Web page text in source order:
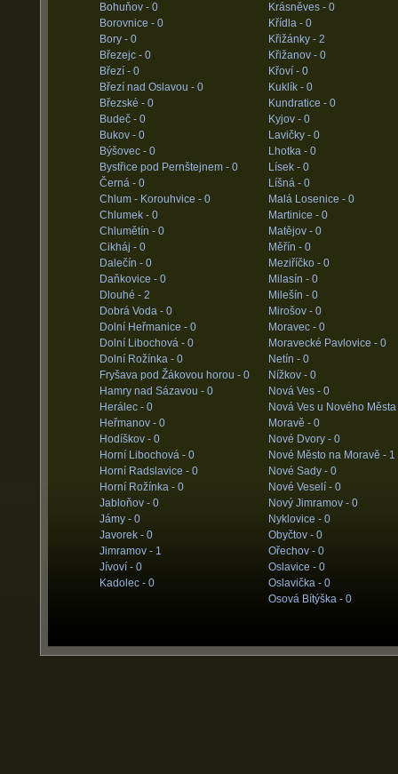
Bohuňov - 0
Borovnice - 0
Bory - 0
Březejc - 0
Březí - 0
Březí nad Oslavou - 0
Březské - 0
Budeč - 0
Bukov - 0
Býšovec - 0
Bystřice pod Pernštejnem - 0
Černá - 0
Chlum - Korouhvice - 0
Chlumek - 0
Chlumětín - 0
Cikháj - 0
Dalečín - 0
Daňkovice - 0
Dlouhé - 2
Dobrá Voda - 0
Dolní Heřmanice - 0
Dolní Libochová - 0
Dolní Rožínka - 0
Fryšava pod Žákovou horou - 0
Hamry nad Sázavou - 0
Herálec - 0
Heřmanov - 0
Hodíškov - 0
Horní Libochová - 0
Horní Radslavice - 0
Horní Rožínka - 0
Jabloňov - 0
Jámy - 0
Javorek - 0
Jimramov - 1
Jívoví - 0
Kadolec - 0
Krásněves - 0
Křídla - 0
Křižánky - 2
Křižanov - 0
Křoví - 0
Kuklík - 0
Kundratice - 0
Kyjov - 0
Lavičky - 0
Lhotka - 0
Lísek - 0
Líšná - 0
Malá Losenice - 0
Martinice - 0
Matějov - 0
Měřín - 0
Meziříčko - 0
Milasín - 0
Milešín - 0
Mirošov - 0
Moravec - 0
Moravecké Pavlovice - 0
Netín - 0
Nížkov - 0
Nová Ves - 0
Nová Ves u Nového
Moravě - 0
Nové Dvory - 0
Nové Město na Moravě - 1
Nové Sady - 0
Nové Veselí - 0
Nový Jimramov - 0
Nyklovice - 0
Obyčtov - 0
Ořechov - 0
Oslavice - 0
Oslavička - 0
Osová Bítýška - 0